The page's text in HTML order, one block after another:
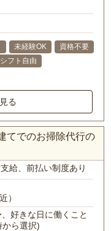
未経験OK
資格不要
シフト自由
る
てでのお掃除代行の
支給、前払い制度あり
）
好きな日に働くこと
ら選択)